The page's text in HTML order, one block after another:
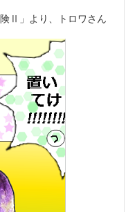
Ⅱ」より、トロワさん